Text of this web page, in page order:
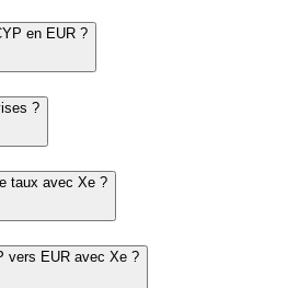
en EUR ?
?
taux avec Xe ?
vers EUR avec Xe ?